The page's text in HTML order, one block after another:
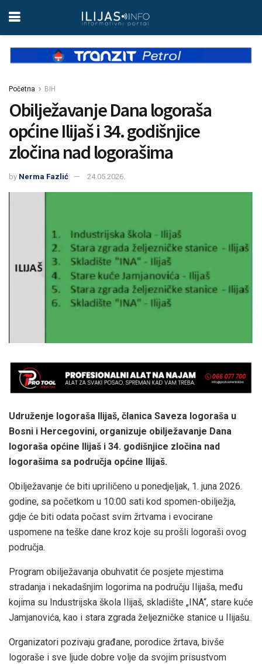
Početna BIH
Obilježavanje Dana logoraša
općine Ilijaš i 34. godišnjice
zločina nad logorašima
by Nerma Fazlić 24.05.2026.
Udruženje logoraša Ilijaš, članica Saveza logoraša u
Bosni i Hercegovini, organizuje obilježavanje Dana
logoraša općine Ilijaš i 34. godišnjice zločina nad
logorašima sa područja općine Ilijaš.
Obilježavanje će biti upriličeno u ponedjeljak, 1. juna 2026.
godine, sa početkom u 10:00 sati kod spomen-obilježja,
gdje će biti odata počast svim žrtvama i evocirane
uspomene na teške dane kroz koje su prošli logoraši ovog
područja.
Program obilježavanja obuhvatit će posjete mjestima
stradanja i nekadašnjim logorima na području Ilijaša, među
kojima su Industrijska škola Ilijaš, skladište „INA“, stare kuće
Jamjanovića, kao i stara zgrada željezničke stanice u Ilijašu.
Organizatori pozivaju građane, porodice žrtava, bivše
logoraše i sve ljude dobre volje da svojim prisustvom